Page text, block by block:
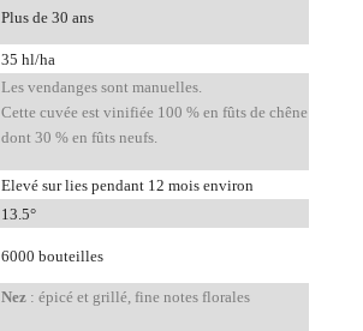
Plus de 30 ans
35 hl/ha
Les vendanges sont manuelles.
Cette cuvée est vinifiée 100 % en fûts de chêne
dont 30 % en fûts neufs.
Elevé sur lies pendant 12 mois environ
13.5°
6000 bouteilles
Nez : épicé et grillé, fine notes florales